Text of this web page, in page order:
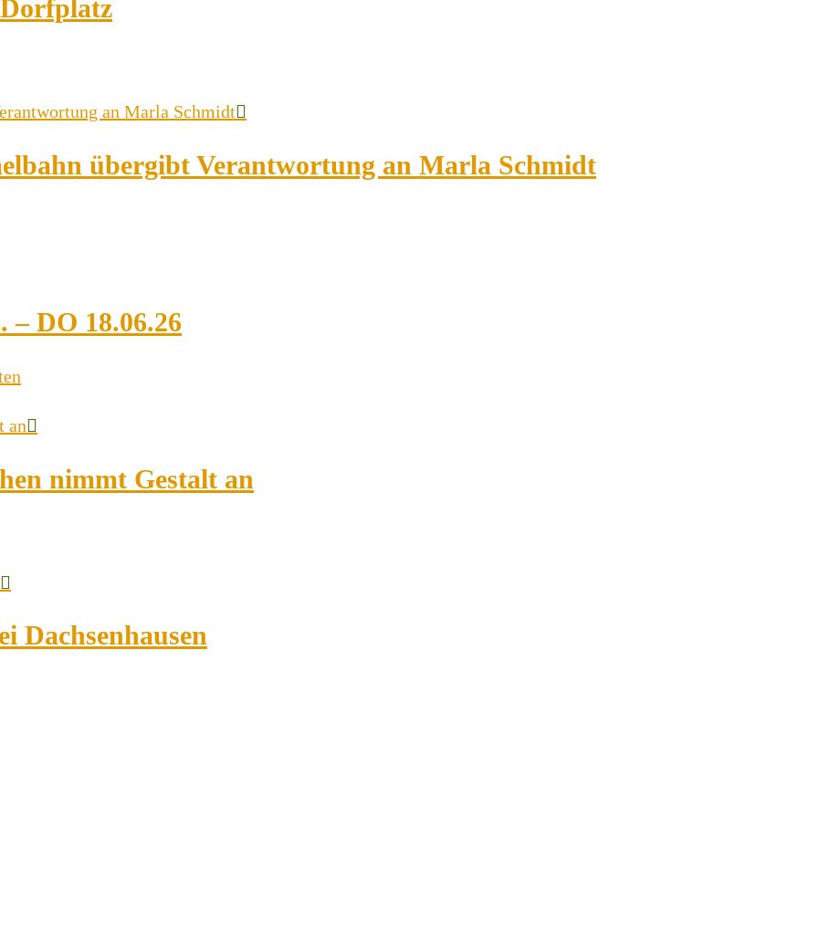
übergibt Verantwortung an Marla Schmidt
– DO 18.06.26
nimmt Gestalt an
Dachsenhausen